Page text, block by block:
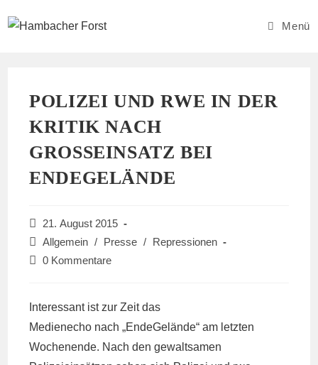
Inhalt
Menü
POLIZEI UND RWE IN DER
KRITIK NACH
GROSSEINSATZ BEI E
NDEGELÄNDE
Beitrag
veröffentlicht:
21. August 2015
Beitrags-
Kategorie:
Allgemein / Presse /
Repressionen
Beitrags-
0 Kommentare
Interessant ist zur Zeit das
Medienecho nach „EndeGelände“ am letzten
Wochenende. Nach den gewaltsamen